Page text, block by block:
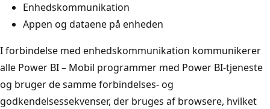
Enhedskommunikation
Appen og dataene på enheden
I forbindelse med enhedskommunikation kommunikerer
alle Power BI – Mobil programmer med Power BI-tjeneste
og bruger de samme forbindelses- og
godkendelsessekvenser, der bruges af browsere, hvilket